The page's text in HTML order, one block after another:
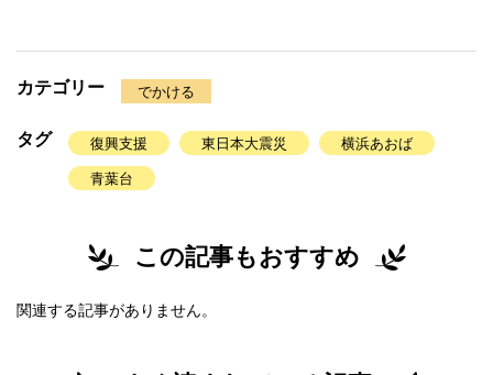
カテゴリー でかける
タグ 復興支援 東日本大震災 横浜あおば
青葉台
この記事もおすすめ
関連する記事がありません。